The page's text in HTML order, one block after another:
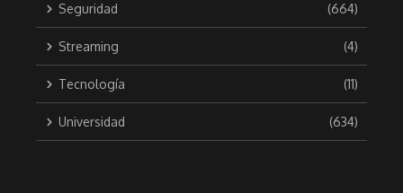
Seguridad (664)
Streaming (4)
Tecnología (11)
Universidad (634)